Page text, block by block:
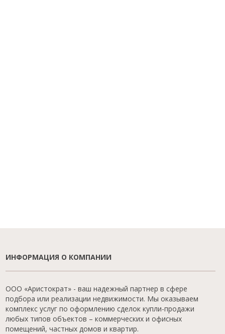
ИНФОРМАЦИЯ О КОМПАНИИ
ООО «Аристократ» - ваш надежный партнер в сфере
подбора или реализации недвижимости. Мы оказываем
комплекс услуг по оформлению сделок купли-продажи
любых типов объектов – коммерческих и офисных
помещений, частных домов и квартир.